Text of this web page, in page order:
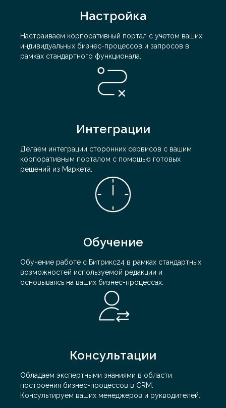
Настройка
Настраиваем корпоративный портал с учетом ваших
индивидуальных бизнес-процессов и запросов в
рамках стандартного функционала.
Интеграции
Делаем интеграции сторонних сервисов с вашим
корпоративным порталом с помощью готовых
решений из Маркета.
Обучение
Обучение работе с Битрикс24 в рамках стандартных
возможностей используемой редакции и
основываясь на ваших бизнес-процессах.
Консультации
Обладаем экспертными знаниями в области
построения бизнес-процессов в CRM.
Консультируем ваших менеджеров и рукводителей.